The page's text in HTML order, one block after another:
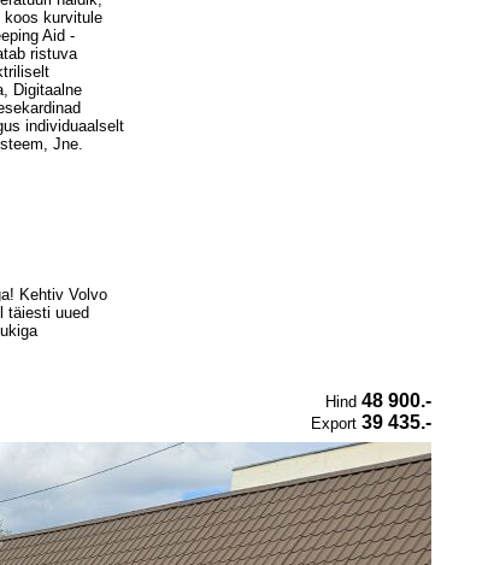
koos kurvitule
Aid -
ristuva
Digitaalne
individuaalselt
Jne.
Kehtiv Volvo
täiesti uued
Hind 48 900.-
Export 39 435.-